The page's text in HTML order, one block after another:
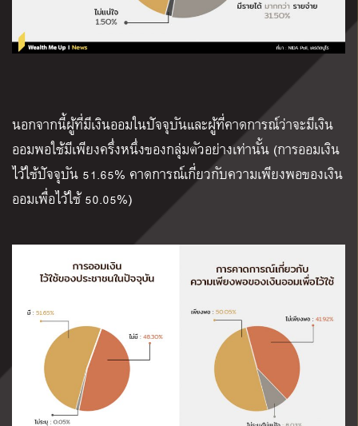
นอกจากนี้ผู้ที่มีเงินออมในปัจจุบันและผู้ที่คาดการณ์ว่าจะมีเงิน
ออมพอใช้มีเพียงครึ่งหนึ่งของกลุ่มตัวอย่างเท่านั้น (การออมเงิน
ไว้ใช้ปัจจุบัน 51.65% คาดการณ์เกี่ยวกับความเพียงพอของเงิน
ออมเพื่อไว้ใช้ 50.05%)